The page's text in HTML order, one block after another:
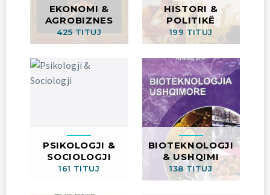
EKONOMI &
AGROBIZNES
425 TITUJ
HISTORI &
POLITIKË
199 TITUJ
PSIKOLOGJI &
SOCIOLOGJI
161 TITUJ
BIOTEKNOLOGJI
& USHQIMI
138 TITUJ